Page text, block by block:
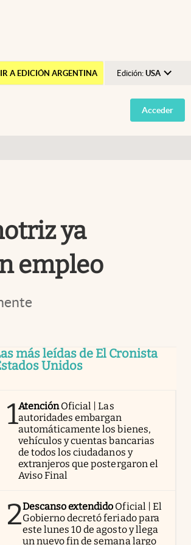
IR A EDICIÓN ARGENTINA Edición: USA
Argentina
España
Acceder
ya
empleo
más leídas de El Cronista
Unidos
1AtenciónOficial | Las
autoridades embargan
automáticamente los bienes,
vehículos y cuentas bancarias
de todos los ciudadanos y
extranjeros que postergaron el
Aviso Final
2Descanso extendido Oficial | El
Gobierno decretó feriado para
este lunes 10 de agosto y llega
un nuevo fin de semana largo